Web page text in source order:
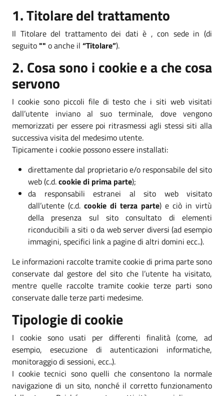
1. Titolare del trattamento
Il Titolare del trattamento dei dati è , con sede in (di
seguito"" o anche il “Titolare”).
2. Cosa sono i cookie e a che cosa
servono
I cookie sono piccoli file di testo che i siti web visitati
dall’utente inviano al suo terminale, dove vengono
memorizzati per essere poi ritrasmessi agli stessi siti alla
successiva visita del medesimo utente.
Tipicamente i cookie possono essere installati:
direttamente dal proprietario e/o responsabile del sito
web (c.d.cookie di prima parte);
da responsabili estranei al sito web visitato
dall’utente (c.d. cookie di terza parte) e ciò in virtù
della presenza sul sito consultato di elementi
riconducibili a siti o da web server diversi (ad esempio
immagini, specifici link a pagine di altri domini ecc..).
Le informazioni raccolte tramite cookie di prima parte sono
conservate dal gestore del sito che l’utente ha visitato,
mentre quelle raccolte tramite cookie terze parti sono
conservate dalle terze parti medesime.
Tipologie di cookie
I cookie sono usati per differenti finalità (come, ad
esempio, esecuzione di autenticazioni informatiche,
monitoraggio di sessioni, ecc..).
I cookie tecnici sono quelli che consentono la normale
navigazione di un sito, nonché il corretto funzionamento